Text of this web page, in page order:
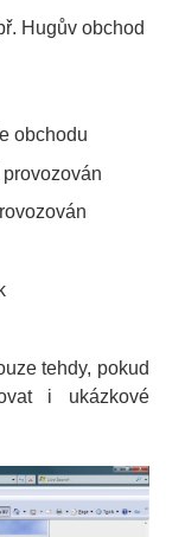
Hugův obchod
obchodu
tehdy, pokud
i ukázkové